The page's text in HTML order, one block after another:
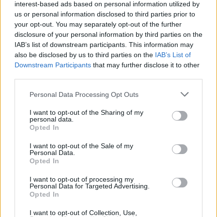
interest-based ads based on personal information utilized by
us or personal information disclosed to third parties prior to
your opt-out. You may separately opt-out of the further
disclosure of your personal information by third parties on the
IAB’s list of downstream participants. This information may
also be disclosed by us to third parties on the IAB’s List of
Downstream Participants that may further disclose it to other
Personal Data Processing Opt Outs
I want to opt-out of the Sharing of my
personal data.
Opted In
I want to opt-out of the Sale of my
Personal Data.
Opted In
I want to opt-out of processing my
Personal Data for Targeted Advertising.
Opted In
I want to opt-out of Collection, Use,
pour sortir de votre routine et oser prendre des
initiatives. Veillez toutefois à garder une certaine
prudence dans vos démarches, afin d’éviter toute
précipitation. La curiosité vous guide vers de belles
opportunités.
Ce jour, la stabilité et la persévérance seront vos
meilleurs alliés. Vous pourriez ressentir le besoin de
consolider certains projets ou de faire avancer des
dossiers importants. L’influence astrale vous
encourage à faire preuve de discipline tout en restant
fidèle à vos valeurs. Prenez aussi le temps de vous
renforcera votre confiance en vous et votre sérénité.